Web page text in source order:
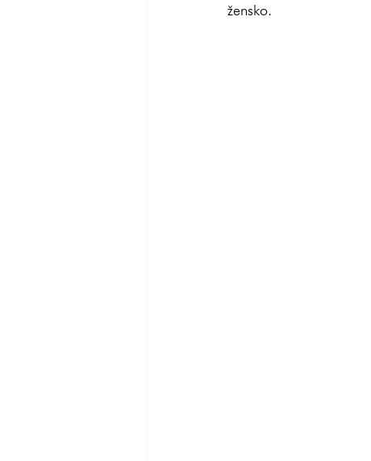
žensko.